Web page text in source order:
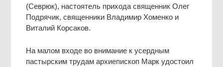
(Севрюк), настоятель прихода священник Олег
Подрячик, священники Владимир Хоменко и
Виталий Корсаков.
На малом входе во внимание к усердным
пастырским трудам архиепископ Марк удостоил